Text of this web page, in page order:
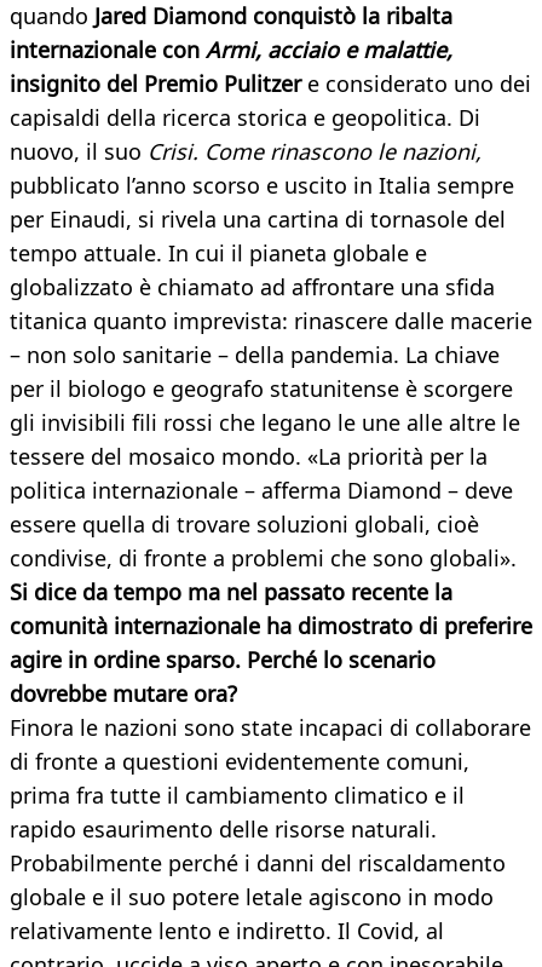
quando Jared Diamond conquistò la ribalta
internazionale con Armi, acciaio e malattie,
insignito del Premio Pulitzere considerato uno dei
capisaldi della ricerca storica e geopolitica. Di
nuovo, il suo Crisi. Come rinascono le nazioni,
pubblicato l’anno scorso e uscito in Italia sempre
per Einaudi, si rivela una cartina di tornasole del
tempo attuale. In cui il pianeta globale e
globalizzato è chiamato ad affrontare una sfida
titanica quanto imprevista: rinascere dalle macerie
– non solo sanitarie – della pandemia. La chiave
per il biologo e geografo statunitense è scorgere
gli invisibili fili rossi che legano le une alle altre le
tessere del mosaico mondo. «La priorità per la
politica internazionale – afferma Diamond – deve
essere quella di trovare soluzioni globali, cioè
condivise, di fronte a problemi che sono globali».
Si dice da tempo ma nel passato recente la
comunità internazionale ha dimostrato di preferire
agire in ordine sparso. Perché lo scenario
dovrebbe mutare ora?
Finora le nazioni sono state incapaci di collaborare
di fronte a questioni evidentemente comuni,
prima fra tutte il cambiamento climatico e il
rapido esaurimento delle risorse naturali.
Probabilmente perché i danni del riscaldamento
globale e il suo potere letale agiscono in modo
relativamente lento e indiretto. Il Covid, al